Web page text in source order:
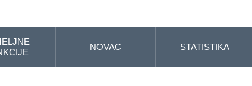
NOVAC STATISTIKA